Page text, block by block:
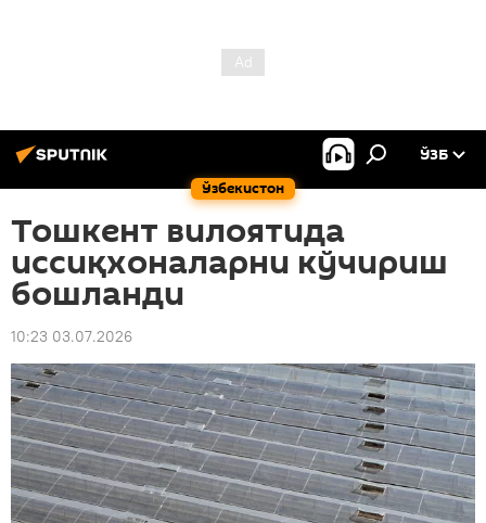
Ўзбекистон
ЎЗБ
Тошкент вилоятида
иссиқхоналарни кўчириш
бошланди
10:23 03.07.2026